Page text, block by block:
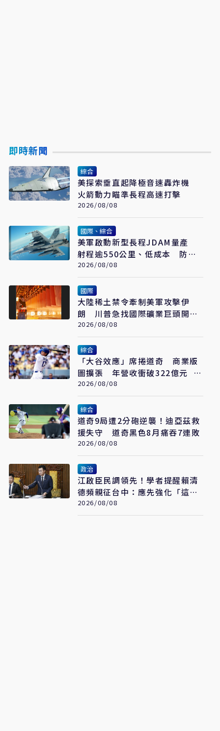
即時新聞
綜合
美探索垂直起降極音速轟炸機
火箭動力瞄準長程高速打擊
2026/08/08
國際、綜合
美軍啟動新型長程JDAM量產
射程逾550公里、低成本 防區
外打擊新利器
2026/08/08
國際
大陸稀土禁令牽制美軍攻擊伊
朗 川普急找國際礦業巨頭開會
反制
2026/08/08
綜合
「大谷效應」席捲道奇 商業版
圖擴張 年營收衝破322億元 只
是起點
2026/08/08
綜合
道奇9局遭2分砲逆襲！迪亞茲救
援失守 道奇黑色8月痛吞7連敗
2026/08/08
政治
江啟臣民調領先！學者提醒賴清
德頻親征台中：應先強化「這部
分」
2026/08/08